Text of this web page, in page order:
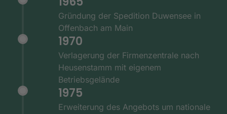
Gründung der Spedition Duwensee in
Offenbach am Main
1970
Verlagerung der Firmenzentrale nach
Heusenstamm mit eigenem
Betriebsgelände
1975
Erweiterung des Angebots um nationale